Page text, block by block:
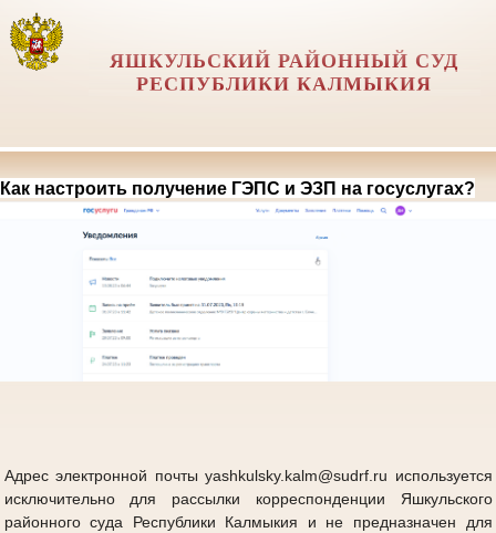
ЯШКУЛЬСКИЙ РАЙОННЫЙ СУД
РЕСПУБЛИКИ КАЛМЫКИЯ
Как настроить получение ГЭПС и ЭЗП на госуслугах?
Адрес электронной почты yashkulsky.kalm@sudrf.ru используется
исключительно для рассылки корреспонденции Яшкульского
районного суда Республики Калмыкия и не предназначен для